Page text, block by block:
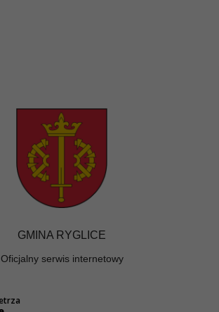
GMINA RYGLICE
Oficjalny serwis internetowy